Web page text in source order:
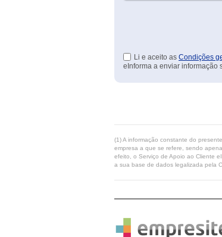
Li e aceito as Condições
eInforma a enviar informação
(1) A informação constante do
empresa a que se refere, sendo
efeito, o Serviço de Apoio ao Cliente
a sua base de dados legalizada pela